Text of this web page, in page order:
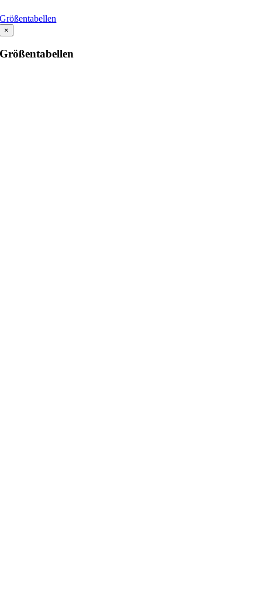
Größentabellen
×
Größentabellen